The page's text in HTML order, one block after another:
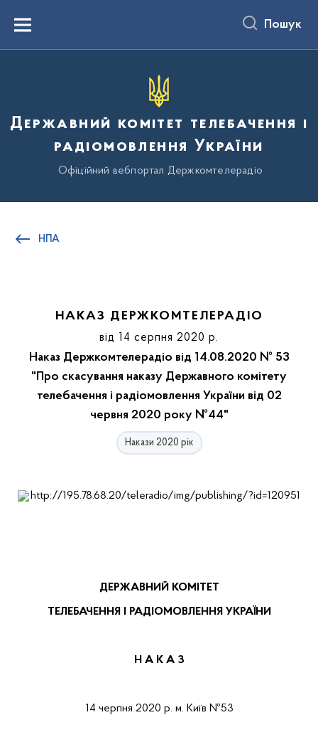
вмістуMenu Пошук
Державний комітет телебачення і
радіомовлення України
Офіційний вебпортал Держкомтелерадіо
НПА
НАКАЗ ДЕРЖКОМТЕЛЕРАДІО
від 14 серпня 2020 р.
Наказ Держкомтелерадіо від 14.08.2020 № 53
"Про скасування наказу Державного комітету
телебачення і радіомовлення України від 02
червня 2020 року №44"
Накази 2020 рік
ДЕРЖАВНИЙ КОМІТЕТ
ТЕЛЕБАЧЕННЯ І РАДІОМОВЛЕННЯ УКРАЇНИ
Н А К А З
14 черпня 2020 р. м. Київ №53